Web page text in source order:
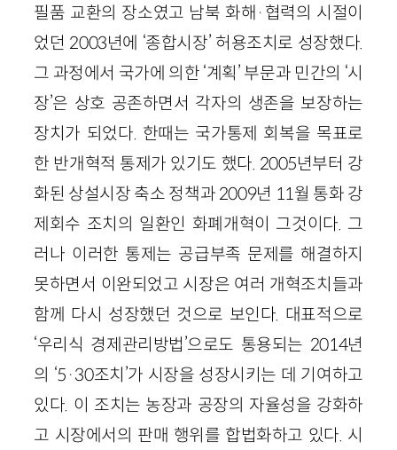
필품 교환의 장소였고 남북 화해·협력의 시절이
었던 2003년에 ‘종합시장’ 허용조치로 성장했다.
그 과정에서 국가에 의한 ‘계획’ 부문과 민간의 ‘시
장’은 상호 공존하면서 각자의 생존을 보장하는
장치가 되었다. 한때는 국가통제 회복을 목표로
한 반개혁적 통제가 있기도 했다. 2005년부터 강
화된 상설시장 축소 정책과 2009년 11월 통화 강
제회수 조치의 일환인 화폐개혁이 그것이다. 그
러나 이러한 통제는 공급부족 문제를 해결하지
못하면서 이완되었고 시장은 여러 개혁조치들과
함께 다시 성장했던 것으로 보인다. 대표적으로
‘우리식 경제관리방법’으로도 통용되는 2014년
의 ‘5·30조치’가 시장을 성장시키는 데 기여하고
있다. 이 조치는 농장과 공장의 자율성을 강화하
고 시장에서의 판매 행위를 합법화하고 있다. 시